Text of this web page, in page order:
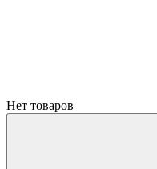
Нет товаров